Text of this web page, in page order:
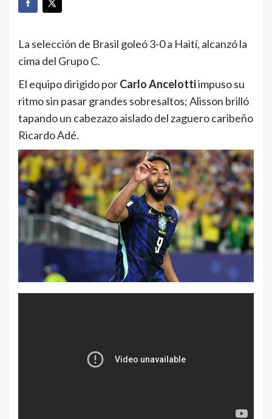
La selección de Brasil goleó 3-0 a Haití, alcanzó la
cima del Grupo C.
El equipo dirigido porCarlo Ancelottiimpuso su
ritmo sin pasar grandes sobresaltos; Alisson brilló
tapando un cabezazo aislado del zaguero caribeño
Ricardo Adé.